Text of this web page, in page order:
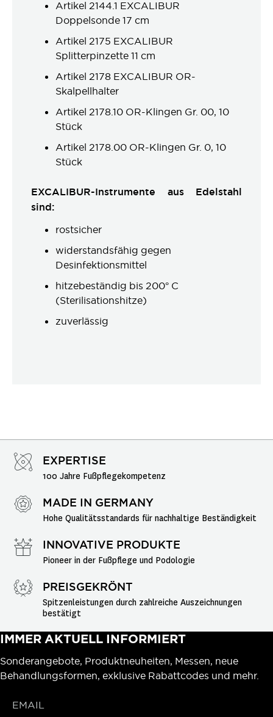
Artikel 2144.1 EXCALIBUR
Doppelsonde 17 cm
Artikel 2175 EXCALIBUR
Splitterpinzette 11 cm
Artikel 2178 EXCALIBUR OR-
Skalpellhalter
Artikel 2178.10 OR-Klingen Gr. 00, 10
Stück
Artikel 2178.00 OR-Klingen Gr. 0, 10
Stück
EXCALIBUR-Instrumente aus Edelstahl
sind:
rostsicher
widerstandsfähig gegen
Desinfektionsmittel
hitzebeständig bis 200° C
(Sterilisationshitze)
zuverlässig
EXPERTISE
100 Jahre Fußpflegekompetenz
MADE IN GERMANY
Hohe Qualitätsstandards für nachhaltige Beständigkeit
INNOVATIVE PRODUKTE
Pioneer in der Fußpflege und Podologie
PREISGEKRÖNT
Spitzenleistungen durch zahlreiche Auszeichnungen
bestätigt
IMMER AKTUELL INFORMIERT
Sonderangebote, Produktneuheiten, Messen, neue
Behandlungsformen, exklusive Rabattcodes und mehr.